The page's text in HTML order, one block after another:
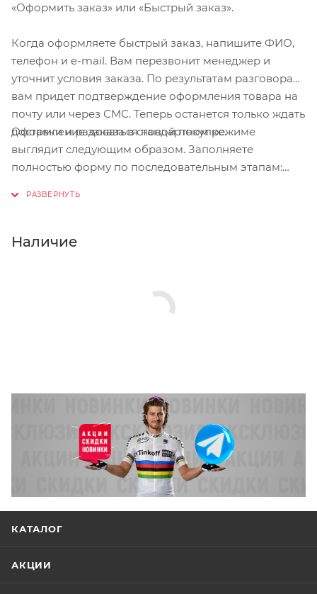
«Оформить заказ» или «Быстрый заказ».
Когда оформляете быстрый заказ, напишите ФИО,
телефон и e-mail. Вам перезвонит менеджер и
уточнит условия заказа. По результатам разговора
вам придет подтверждение оформления товара на
почту или через СМС. Теперь останется только ждать
доставки и радоваться новой покупке.
Оформление заказа в стандартном режиме
выглядит следующим образом. Заполняете
полностью форму по последовательным этапам:
Нажмите кнопку «Оформить заказ».
Наличие
КАТАЛОГ
АКЦИИ